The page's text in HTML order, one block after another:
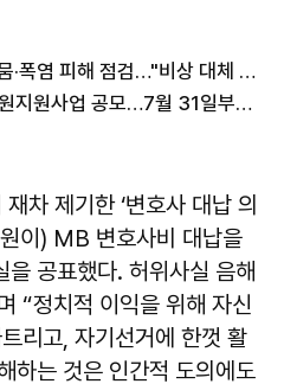
韓총리, 경북 청도 찾아 가뭄·폭염 피해 점검…"비상 대체 수원 적극 활용"
한울본부, 2027년도 한수원지원사업 공모…7월 31일부터 접수
차 제기한 ‘변호사 대납 의
이) MB 변호사비 대납을
을 공표했다. 허위사실 음해
“정치적 이익을 위해 자신
리고, 자기선거에 한껏 활
하는 것은 인간적 도의에도